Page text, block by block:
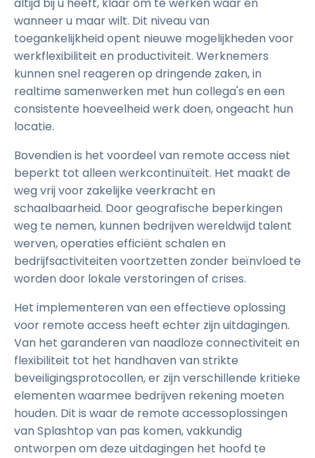
wanneer u maar wilt. Dit niveau van
toegankelijkheid opent nieuwe mogelijkheden voor
werkflexibiliteit en productiviteit. Werknemers
kunnen snel reageren op dringende zaken, in
realtime samenwerken met hun collega's en een
consistente hoeveelheid werk doen, ongeacht hun
locatie.
Bovendien is het voordeel van remote access niet
beperkt tot alleen werkcontinuïteit. Het maakt de
weg vrij voor zakelijke veerkracht en
schaalbaarheid. Door geografische beperkingen
weg te nemen, kunnen bedrijven wereldwijd talent
werven, operaties efficiënt schalen en
bedrijfsactiviteiten voortzetten zonder beïnvloed te
worden door lokale verstoringen of crises.
Het implementeren van een effectieve oplossing
voor remote access heeft echter zijn uitdagingen.
Van het garanderen van naadloze connectiviteit en
flexibiliteit tot het handhaven van strikte
beveiligingsprotocollen, er zijn verschillende kritieke
elementen waarmee bedrijven rekening moeten
houden. Dit is waar de remote accessoplossingen
van Splashtop van pas komen, vakkundig
ontworpen om deze uitdagingen het hoofd te